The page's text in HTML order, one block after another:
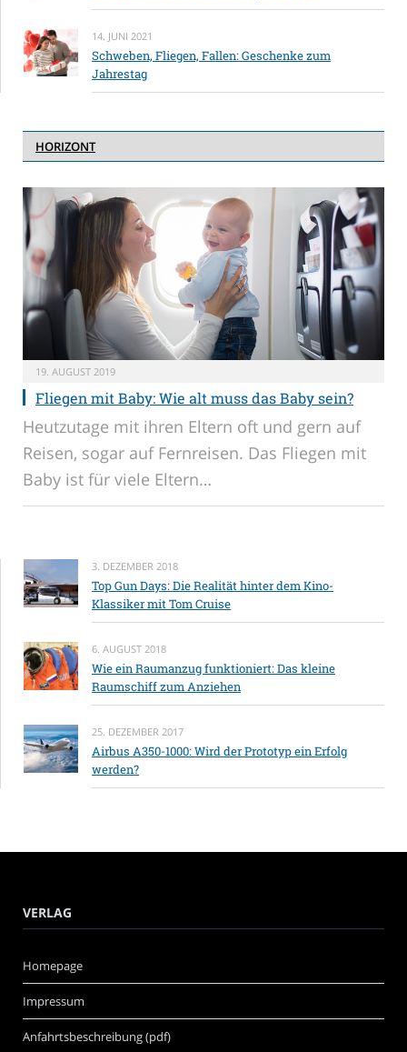
14. JUNI 2021
Schweben, Fliegen, Fallen: Geschenke zum
Jahrestag
HORIZONT
19. AUGUST 2019
Fliegen mit Baby: Wie alt muss das Baby sein?
Heutzutage mit ihren Eltern oft und gern auf
Reisen, sogar auf Fernreisen. Das Fliegen mit
Baby ist für viele Eltern…
3. DEZEMBER 2018
Top Gun Days: Die Realität hinter dem Kino-
Klassiker mit Tom Cruise
6. AUGUST 2018
Wie ein Raumanzug funktioniert: Das kleine
Raumschiff zum Anziehen
25. DEZEMBER 2017
Airbus A350-1000: Wird der Prototyp ein Erfolg
werden?
VERLAG
Homepage
Impressum
Anfahrtsbeschreibung (pdf)